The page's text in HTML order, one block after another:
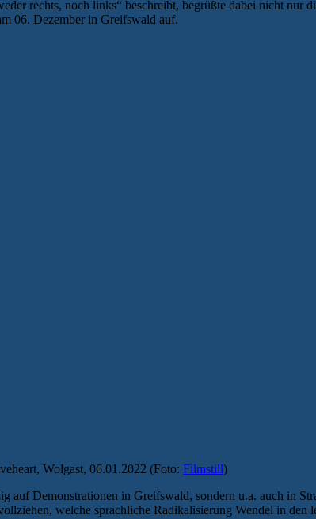
rechts, noch links“ beschreibt, begrüßte dabei nicht
06. Dezember in Greifswald auf.
Wolgast, 06.01.2022 (Foto: Filmstill)
auf Demonstrationen in Greifswald, sondern u.a. auch in
welche sprachliche Radikalisierung Wendel in den